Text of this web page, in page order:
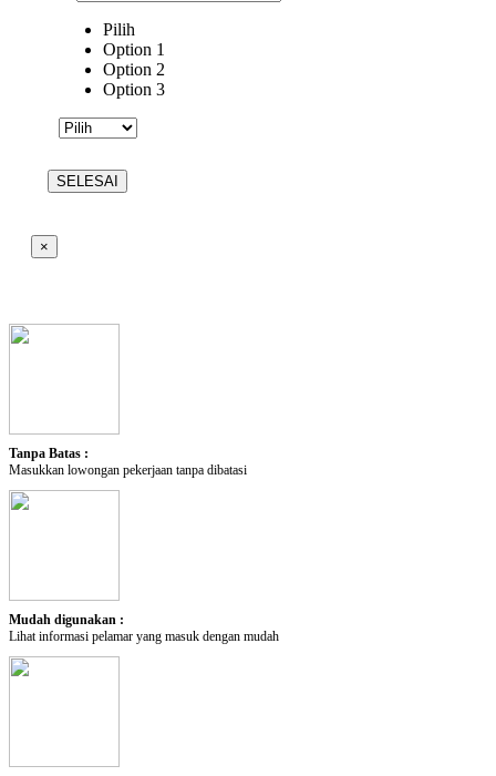
Pilih
Option 1
Option 2
Option 3
SELESAI
×
Tanpa Batas :
Masukkan lowongan pekerjaan tanpa dibatasi
Mudah digunakan :
Lihat informasi pelamar yang masuk dengan mudah